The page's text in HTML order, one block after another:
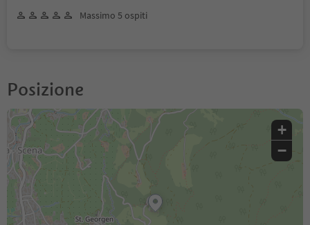
Massimo 5 ospiti
Posizione
+
−